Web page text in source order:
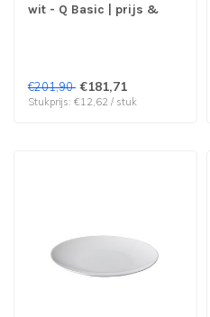
wit - Q Basic | prijs &
€201,90 €181,71
Stukprijs: €12,62 / stuk